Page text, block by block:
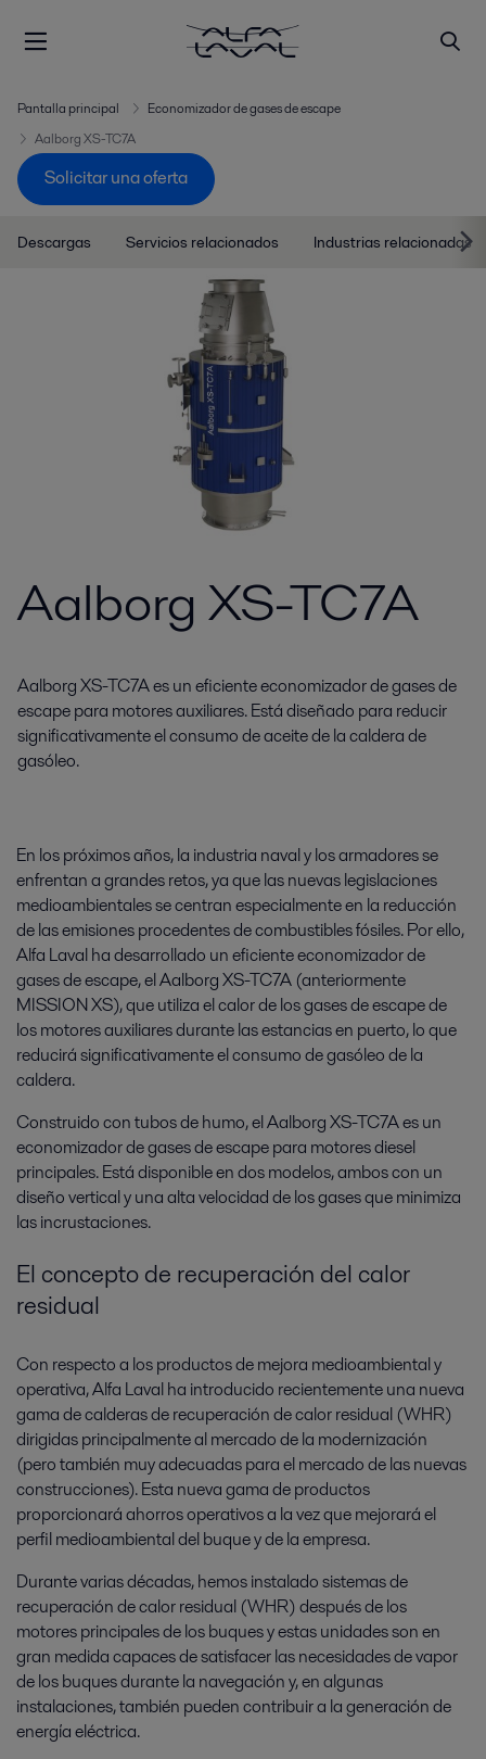
Pantalla principal
Economizador de gases de escape
Aalborg XS-TC7A
Solicitar una oferta
Descargas Servicios relacionados Industrias relacionadas
Aalborg XS-TC7A
Aalborg XS-TC7A es un eficiente economizador de gases de
escape para motores auxiliares. Está diseñado para reducir
significativamente el consumo de aceite de la caldera de
gasóleo.
En los próximos años, la industria naval y los armadores se
enfrentan a grandes retos, ya que las nuevas legislaciones
medioambientales se centran especialmente en la reducción
de las emisiones procedentes de combustibles fósiles. Por ello,
Alfa Laval ha desarrollado un eficiente economizador de
gases de escape, el Aalborg XS-TC7A (anteriormente
MISSION XS), que utiliza el calor de los gases de escape de
los motores auxiliares durante las estancias en puerto, lo que
reducirá significativamente el consumo de gasóleo de la
caldera.
Construido con tubos de humo, el Aalborg XS-TC7A es un
economizador de gases de escape para motores diesel
principales. Está disponible en dos modelos, ambos con un
diseño vertical y una alta velocidad de los gases que minimiza
las incrustaciones.
El concepto de recuperación del calor
residual
Con respecto a los productos de mejora medioambiental y
operativa, Alfa Laval ha introducido recientemente una nueva
gama de calderas de recuperación de calor residual (WHR)
dirigidas principalmente al mercado de la modernización
(pero también muy adecuadas para el mercado de las nuevas
construcciones). Esta nueva gama de productos
proporcionará ahorros operativos a la vez que mejorará el
perfil medioambiental del buque y de la empresa.
Durante varias décadas, hemos instalado sistemas de
recuperación de calor residual (WHR) después de los
motores principales de los buques y estas unidades son en
gran medida capaces de satisfacer las necesidades de vapor
de los buques durante la navegación y, en algunas
instalaciones, también pueden contribuir a la generación de
energía eléctrica.